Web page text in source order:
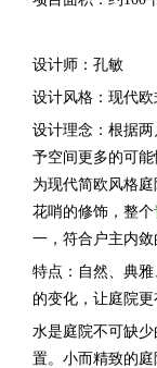
设计师：孔敏
设计风格：现代欧
设计理念：根据
予空间更多的可
为现代简欧风格
花哨的修饰，整个
一，符合户主内敛
特点：自然、典雅
的变化，让庭院更
水是庭院不可缺
置。小而精致的庭